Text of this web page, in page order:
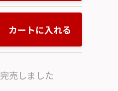
カートに入れる
完売しました